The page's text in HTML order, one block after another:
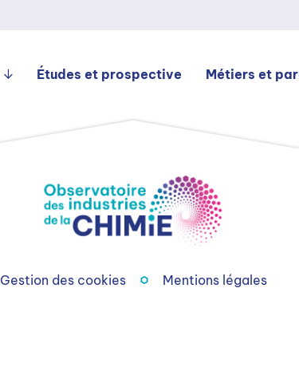
Études et prospective Métiers et
Gestion des cookies Mentions légales